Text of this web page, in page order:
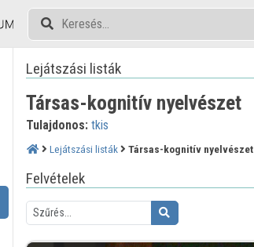
Tartalom kihagyása
Lejátszási listák
Társas-kognitív nyelvészet
Tulajdonos: tkis
Lejátszási listák Társas-kognitív nyelvészet
Felvételek